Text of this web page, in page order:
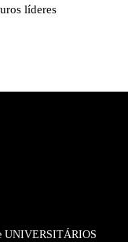
líderes
UNIVERSITÁRIOS